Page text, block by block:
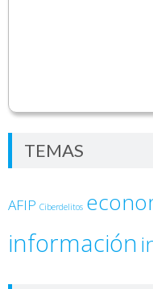
TEMAS
AFIP Ciberdelitos
información